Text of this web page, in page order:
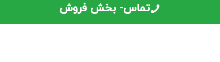
قیمت ساندویچ
پانل
تماس- بخش فروش